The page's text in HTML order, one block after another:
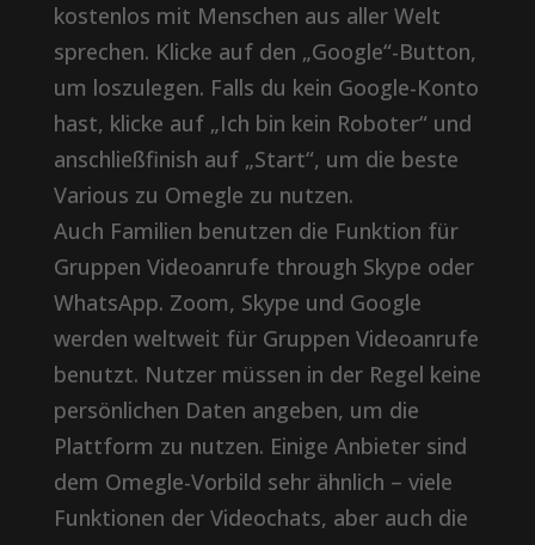
kostenlos mit Menschen aus aller Welt
sprechen. Klicke auf den „Google“-Button,
um loszulegen. Falls du kein Google-Konto
hast, klicke auf „Ich bin kein Roboter“ und
anschließfinish auf „Start“, um die beste
Various zu Omegle zu nutzen.
Auch Familien benutzen die Funktion für
Gruppen Videoanrufe through Skype oder
WhatsApp. Zoom, Skype und Google
werden weltweit für Gruppen Videoanrufe
benutzt. Nutzer müssen in der Regel keine
persönlichen Daten angeben, um die
Plattform zu nutzen. Einige Anbieter sind
dem Omegle-Vorbild sehr ähnlich – viele
Funktionen der Videochats, aber auch die